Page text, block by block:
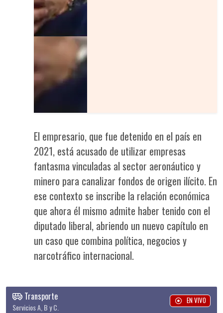
El empresario, que fue detenido en el país en
2021, está acusado de utilizar empresas
fantasma vinculadas al sector aeronáutico y
minero para canalizar fondos de origen ilícito. En
ese contexto se inscribe la relación económica
que ahora él mismo admite haber tenido con el
diputado liberal, abriendo un nuevo capítulo en
un caso que combina política, negocios y
narcotráfico internacional.
Transporte
Servicios A, B y C.
EN VIVO